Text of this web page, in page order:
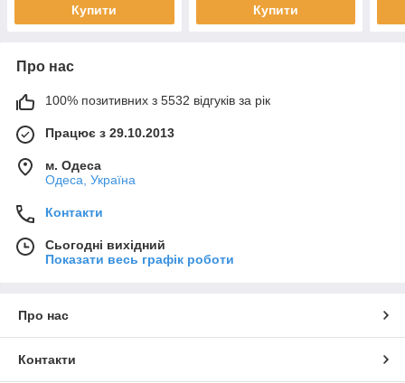
Купити Купити
Про нас
100% позитивних з 5532 відгуків за рік
Працює з 29.10.2013
м. Одеса
Одеса, Україна
Контакти
Сьогодні вихідний
Показати весь графік роботи
Про нас
Контакти